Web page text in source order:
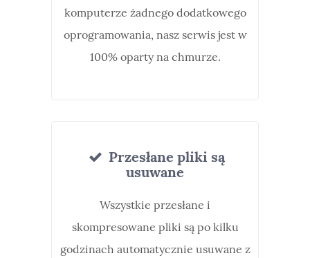
komputerze żadnego dodatkowego
oprogramowania, nasz serwis jest w
100% oparty na chmurze.
Przesłane pliki są
usuwane
Wszystkie przesłane i
skompresowane pliki są po kilku
godzinach automatycznie usuwane z